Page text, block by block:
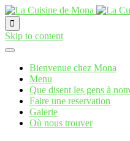

Skip to content
Bienvenue chez Mona
Menu
Que disent les gens à
Faire une reservation
Galerie
Où nous trouver